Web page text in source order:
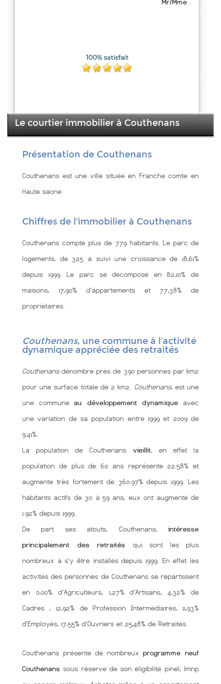
Mr/Mme .
Le courtier immobilier à Couthenans
Présentation de Couthenans
Couthenans est une ville située en Franche comte en
Haute saone
Chiffres de l'immobilier à Couthenans
Couthenans compte plus de 779 habitants. Le parc de
logements, de 325 a suivi une croissance de 18,61%
depuis 1999. Le parc se décompose en 82,10% de
maisons, 17,90% d'appartements et 77,38% de
propriétaires.
Couthenans, une commune à l'activité
dynamique appréciée des retraités
Couthenansdénombre près de 390 personnes par km2
pour une surface totale de 2 km2. Couthenans, est une
une communeau développement dynamique avec
une variation de sa population entre 1999 et 2009 de
9.41%.
La population de Couthenans vieillit, en effet la
population de plus de 60 ans représente 22.58% et
augmente très fortement de 360.97% depuis 1999. Les
habitants actifs de 30 à 59 ans, eux ont augmenté de
1.92% depuis 1999.
De part ses atouts, Couthenans, intéresse
principalement des retraités qui sont les plus
nombreux à s'y être installés depuis 1999. En effet les
activités des personnes de Couthenans se répartissent
en 0,00% d'Agriculteurs, 1,27% d'Artisans, 4,32% de
Cadres , 12,92% de Profession Intermédiaires, 11,93%
d'Employés, 17,55% d'Ouvriers et 25,48% de Retraités.
Couthenans présente de nombreux programme neuf
Couthenans sous réserve de son éligibilité pinel, lmnp